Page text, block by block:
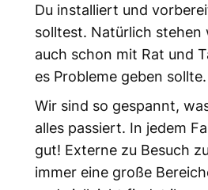
Du installiert und
solltest. Natürlich stehen
auch schon mit Rat und
es Probleme geben sollte.
Wir sind so gespannt,
alles passiert. In jedem
gut! Externe zu Besuch
immer eine große